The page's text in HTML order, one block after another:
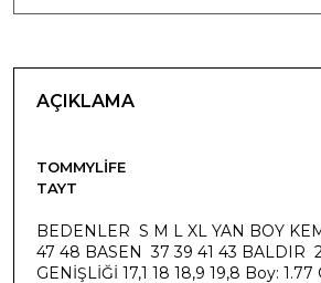
AÇIKLAMA
TOMMYLIFE
TAYT
BEDENLER S M L XL YAN BOY
47 48 BASEN 37 39 41 43 BALDIR
GENİŞLİĞİ 17,1 18 18,9 19,8 Boy: